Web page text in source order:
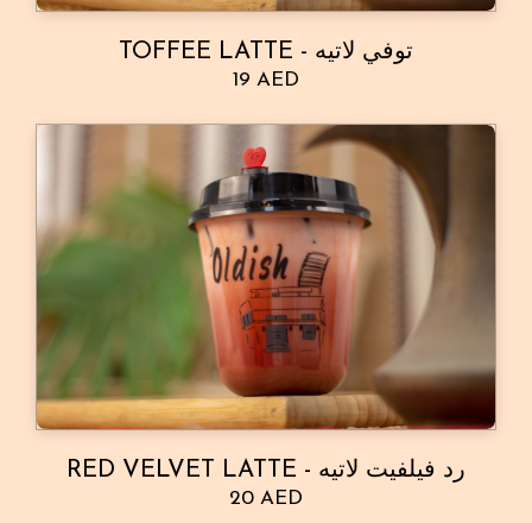
TOFFEE LATTE - توفي لاتيه
19 AED
RED VELVET LATTE - رد فيلفيت لاتيه
20 AED